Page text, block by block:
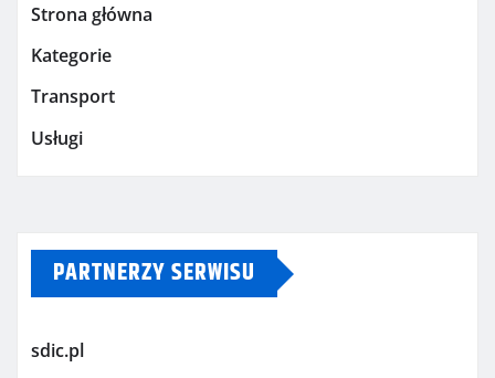
Strona główna
Kategorie
Transport
Usługi
PARTNERZY SERWISU
sdic.pl